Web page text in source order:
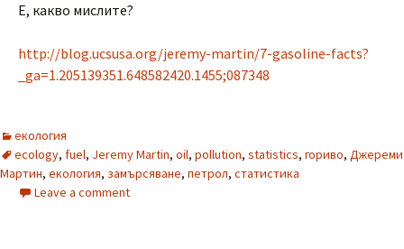
Е, какво мислите?
http://blog.ucsusa.org/jeremy-martin/7-gasoline-facts?
_ga=1.205139351.648582420.1455;087348
екология
ecology, fuel, Jeremy Martin, oil, pollution, statistics, гориво, Джереми
Мартин, екология, замърсяване, петрол, статистика
Leave a comment